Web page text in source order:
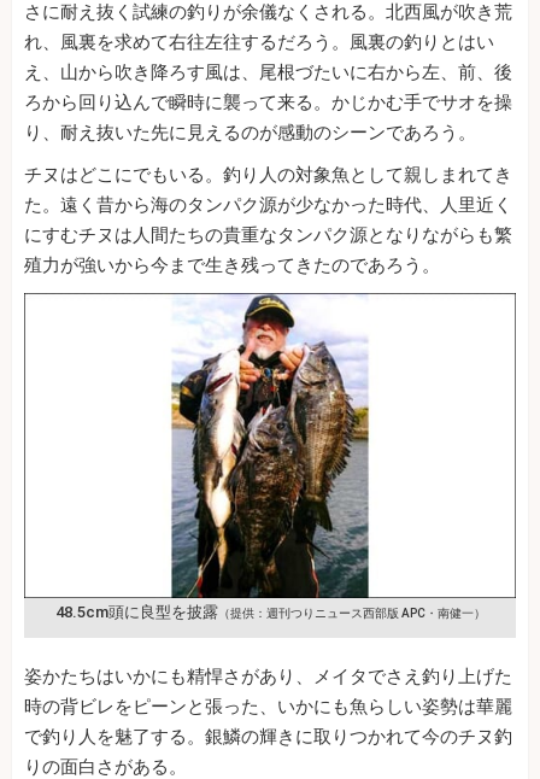
さに耐え抜く試練の釣りが余儀なくされる。北西風が吹き荒
れ、風裏を求めて右往左往するだろう。風裏の釣りとはい
え、山から吹き降ろす風は、尾根づたいに右から左、前、後
ろから回り込んで瞬時に襲って来る。かじかむ手でサオを操
り、耐え抜いた先に見えるのが感動のシーンであろう。
チヌはどこにでもいる。釣り人の対象魚として親しまれてき
た。遠く昔から海のタンパク源が少なかった時代、人里近く
にすむチヌは人間たちの貴重なタンパク源となりながらも繁
殖力が強いから今まで生き残ってきたのであろう。
48.5cm頭に良型を披露（提供：週刊つりニュース西部版 APC・南健一）
姿かたちはいかにも精悍さがあり、メイタでさえ釣り上げた
時の背ビレをピーンと張った、いかにも魚らしい姿勢は華麗
で釣り人を魅了する。銀鱗の輝きに取りつかれて今のチヌ釣
りの面白さがある。